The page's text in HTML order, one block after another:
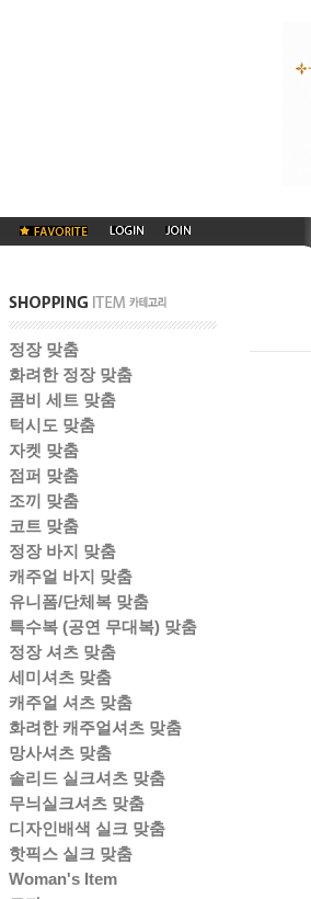
정장 맞춤
화려한 정장 맞춤
콤비 세트 맞춤
턱시도 맞춤
자켓 맞춤
점퍼 맞춤
조끼 맞춤
코트 맞춤
정장 바지 맞춤
캐주얼 바지 맞춤
유니폼/단체복 맞춤
특수복 (공연 무대복) 맞춤
정장 셔츠 맞춤
세미셔츠 맞춤
캐주얼 셔츠 맞춤
화려한 캐주얼셔츠 맞춤
망사셔츠 맞춤
솔리드 실크셔츠 맞춤
무늬실크셔츠 맞춤
디자인배색 실크 맞춤
핫픽스 실크 맞춤
Woman's Item